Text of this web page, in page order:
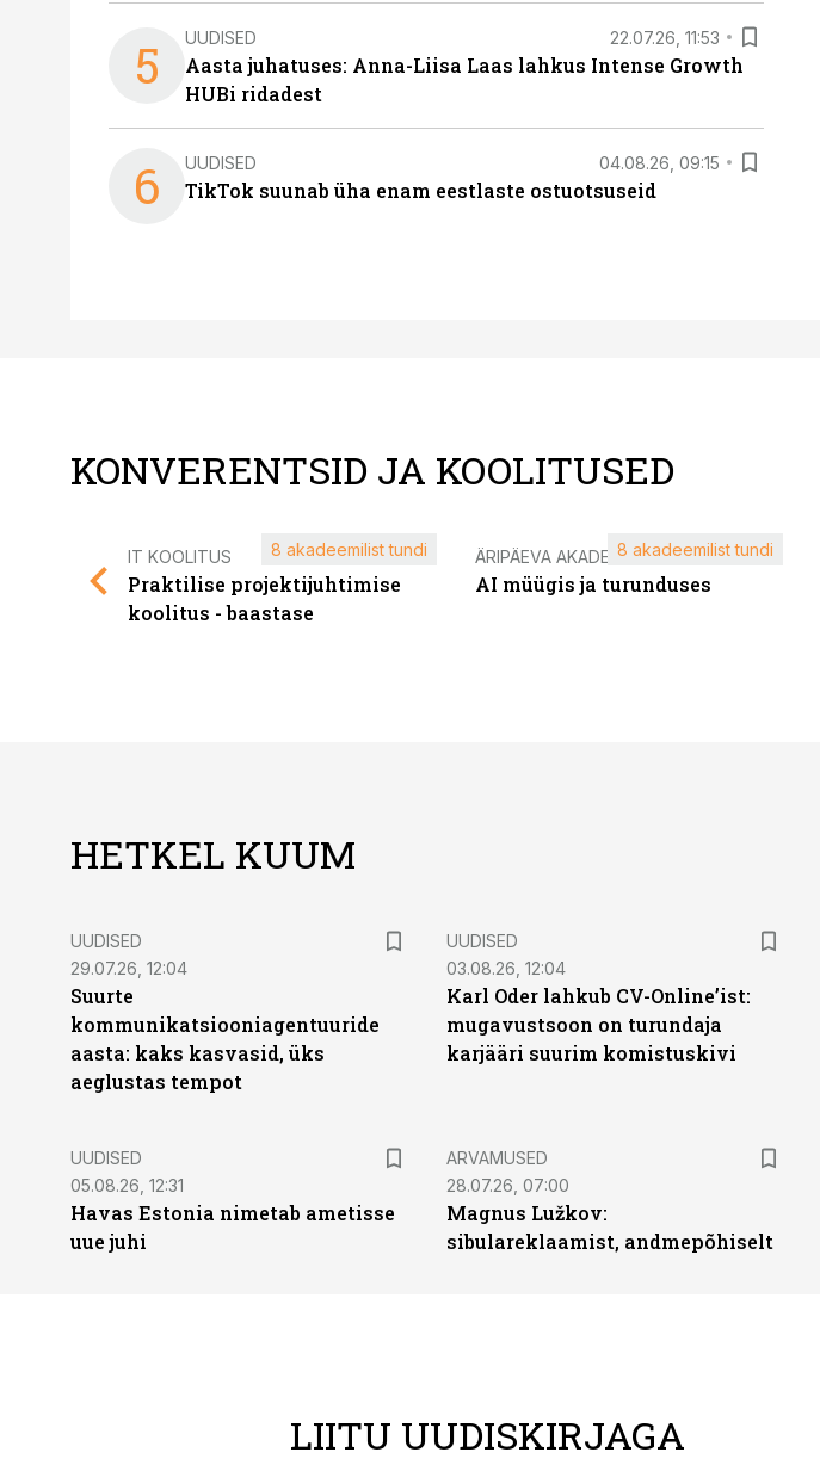
5 UUDISED 22.07.26, 11:53
Aasta juhatuses: Anna-Liisa Laas lahkus Intense Growth
HUBi ridadest
6 UUDISED 04.08.26, 09:15
TikTok suunab üha enam eestlaste ostuotsuseid
KONVERENTSID JA KOOLITUSED
IT KOOLITUS
Praktilise projektijuhtimise
koolitus - baastase
8 akadeemilist tundi ÄRIPÄEVA AKADEEMIA
AI müügis ja turunduses
8 akadeemilist tundi
HETKEL KUUM
UUDISED
29.07.26, 12:04
Suurte
kommunikatsiooniagentuuride
aasta: kaks kasvasid, üks
aeglustas tempot
UUDISED
03.08.26, 12:04
Karl Oder lahkub CV-Online’ist:
mugavustsoon on turundaja
karjääri suurim komistuskivi
UUDISED
05.08.26, 12:31
Havas Estonia nimetab ametisse
uue juhi
ARVAMUSED
28.07.26, 07:00
Magnus Lužkov:
sibulareklaamist, andmepõhiselt
LIITU UUDISKIRJAGA